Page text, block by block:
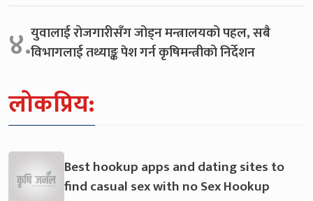
४.युवालाई रोजगारीसँग जोड्न मन्त्रालयको पहल, सबै
विभागलाई तथ्याङ्क पेश गर्न कृषिमन्त्रीको निर्देशन
लोकप्रिय:
Best hookup apps and dating sites to
find casual sex with no Sex Hookup